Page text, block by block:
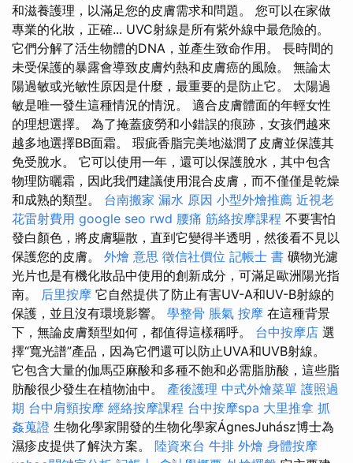
和滋養護理，以滿足您的皮膚需求和問題。 您可以在家做
專業的化妝，正確... UVC射線是所有紫外線中最危險的。
它們分解了活生物體的DNA，並產生致命作用。 長時間的
未受保護的暴露會導致皮膚灼熱和皮膚癌的風險。 無論太
陽過敏或光敏性原因是什麼，最重要的是防止它。 太陽過
敏是唯一發生這種情況的情況。 適合皮膚體面的年輕女性
的理想選擇。 為了掩蓋疲勞和小錯誤的痕跡，女孩們越來
越多地選擇BB面霜。 瑕疵香脂完美地滋潤了皮膚並保護其
免受脫水。 它可以使用一年，還可以保護脫水，其中包含
物理防曬霜，因此我們建議使用混合皮膚，而不僅僅是乾燥
和成熟的類型。 台南搬家 漏水 原因 小型外燴推薦 近視老
花雷射費用 google seo rwd 腰痛 筋絡按摩課程 不要害怕
發白顏色，將皮膚驅散，直到它變得半透明，然後看不見以
保護您的皮膚。 外燴 意思 徵信社價位 記帳士 書 礦物光濾
光片也是有機化妝品中使用的創新成分，可滿足歐洲陽光指
南。 后里按摩 它自然提供了防止有害UV-A和UV-B射線的
保護，並且沒有環境影響。 學整骨 脹氣 按摩 在這種背景
下，無論皮膚類型如何，都值得這樣稱呼。 台中按摩店 選
擇“寬光譜”產品，因為它們還可以防止UVA和UVB射線。
它包含大量的伽馬亞麻酸和多種不飽和必需脂肪酸，這些脂
肪酸很少發生在植物油中。 產後護理 中式外燴菜單 護照過
期 台中肩頸按摩 經絡按摩課程 台中按摩spa 大里推拿 抓
姦蒐證 生物化學家開發的生物化學家ÁgnesJuhász博士為
濕疹皮提供了解決方案。 陸資來台 牛排 外燴 身體按摩